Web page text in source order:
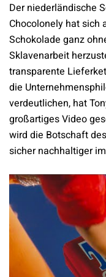
Der niederländische
Chocolonely hat sich
Schokolade ganz
Sklavenarbeit
transparente
die
verdeutlichen, hat
großartiges Video
wird die Botschaft
sicher nachhaltiger